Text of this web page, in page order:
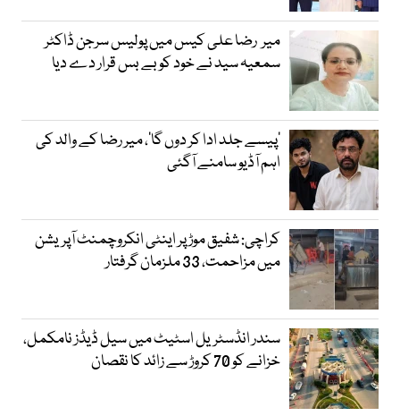
میر رضا علی کیس میں پولیس سرجن ڈاکٹر
سمعیہ سید نے خود کو بے بس قرار دے دیا
’پیسے جلد ادا کر دوں گا‘، میر رضا کے والد کی
اہم آڈیو سامنے آگئی
کراچی: شفیق موڑ پر اینٹی انکروچمنٹ آپریشن
میں مزاحمت، 33 ملزمان گرفتار
سندر انڈسٹریل اسٹیٹ میں سیل ڈیڈز نامکمل،
خزانے کو 70 کروڑ سے زائد کا نقصان